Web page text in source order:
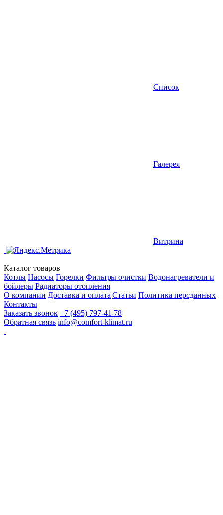
Список
Галерея
Витрина
Каталог товаров
Котлы Насосы Горелки Фильтры очистки Водонагреватели и
бойлеры Радиаторы отопления
О компании Доставка и оплата Статьи Политика персданных
Контакты
Заказать звонок +7 (495) 797-41-78
Обратная связь info@comfort-klimat.ru